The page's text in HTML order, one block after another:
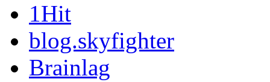
1Hit
blog.skyfighter
Brainlag